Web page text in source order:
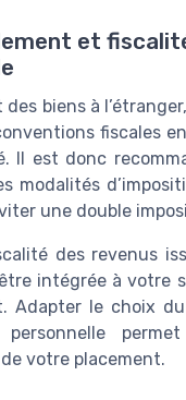
et
des biens à
fiscales
Il est donc
modalités
une double
des revenus
intégrée à votre
Adapter le choix
permet
votre placement.